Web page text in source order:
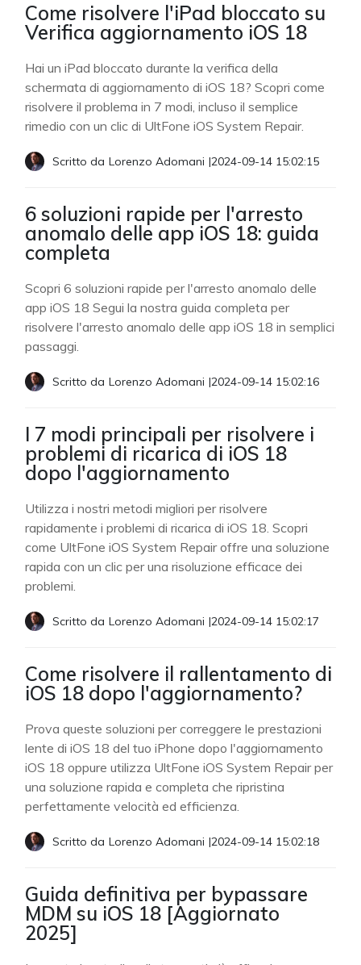
Come risolvere l'iPad bloccato su
Verifica aggiornamento iOS 18
Hai un iPad bloccato durante la verifica della
schermata di aggiornamento di iOS 18? Scopri come
risolvere il problema in 7 modi, incluso il semplice
rimedio con un clic di UltFone iOS System Repair.
Scritto da Lorenzo Adomani |2024-09-14 15:02:15
6 soluzioni rapide per l'arresto
anomalo delle app iOS 18: guida
completa
Scopri 6 soluzioni rapide per l'arresto anomalo delle
app iOS 18 Segui la nostra guida completa per
risolvere l'arresto anomalo delle app iOS 18 in semplici
passaggi.
Scritto da Lorenzo Adomani |2024-09-14 15:02:16
I 7 modi principali per risolvere i
problemi di ricarica di iOS 18
dopo l'aggiornamento
Utilizza i nostri metodi migliori per risolvere
rapidamente i problemi di ricarica di iOS 18. Scopri
come UltFone iOS System Repair offre una soluzione
rapida con un clic per una risoluzione efficace dei
problemi.
Scritto da Lorenzo Adomani |2024-09-14 15:02:17
Come risolvere il rallentamento di
iOS 18 dopo l'aggiornamento?
Prova queste soluzioni per correggere le prestazioni
lente di iOS 18 del tuo iPhone dopo l'aggiornamento
iOS 18 oppure utilizza UltFone iOS System Repair per
una soluzione rapida e completa che ripristina
perfettamente velocità ed efficienza.
Scritto da Lorenzo Adomani |2024-09-14 15:02:18
Guida definitiva per bypassare
MDM su iOS 18 [Aggiornato
2025]